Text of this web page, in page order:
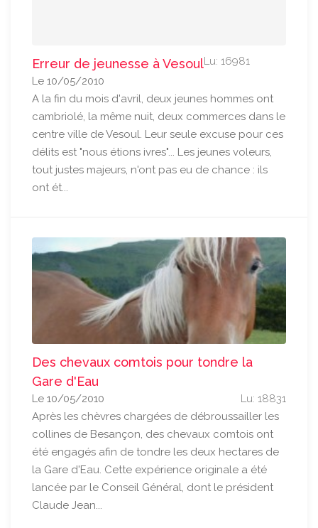
Erreur de jeunesse à VesoulLu: 16981
Le 10/05/2010
A la fin du mois d'avril, deux jeunes hommes ont
cambriolé, la même nuit, deux commerces dans le
centre ville de Vesoul. Leur seule excuse pour ces
délits est "nous étions ivres"... Les jeunes voleurs,
tout justes majeurs, n'ont pas eu de chance : ils
ont ét...
Des chevaux comtois pour tondre la
Gare d'Eau
Lu: 18831
Le 10/05/2010
Après les chèvres chargées de débroussailler les
collines de Besançon, des chevaux comtois ont
été engagés afin de tondre les deux hectares de
la Gare d'Eau. Cette expérience originale a été
lancée par le Conseil Général, dont le président
Claude Jean...